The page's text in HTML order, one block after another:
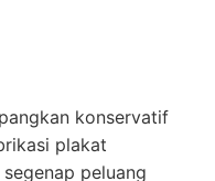
konservatif
plakat
peluang